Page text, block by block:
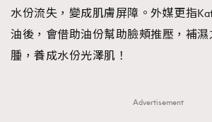
水份流失，變成肌膚屏障。外媒更指
油後，會借助油份幫助臉頰推壓，補
腫，養成水份光澤肌！
Advertisement